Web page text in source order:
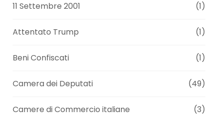
11 Settembre 2001 (1)
Attentato Trump (1)
Beni Confiscati (1)
Camera dei Deputati (49)
Camere di Commercio italiane (3)